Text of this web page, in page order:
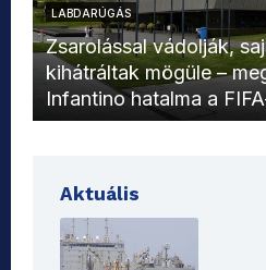
LABDARÚGÁS
Zsarolással vádolják,
kihátráltak mögüle –
Infantino hatalma a
Aktuális